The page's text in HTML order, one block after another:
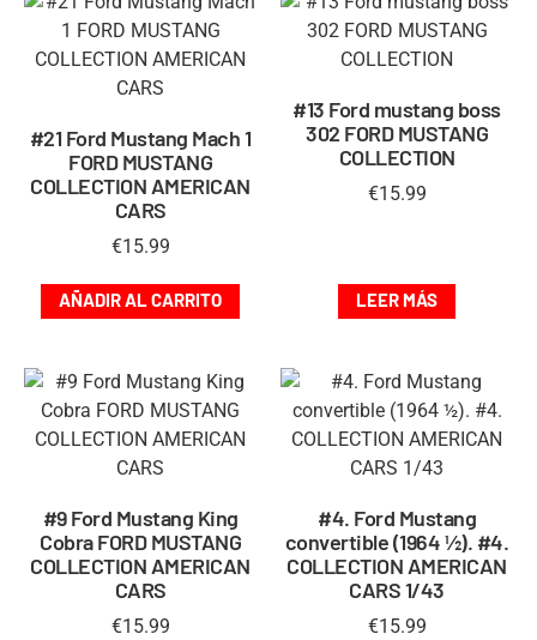
#21 Ford Mustang Mach 1
FORD MUSTANG
COLLECTION AMERICAN
CARS
€15.99
AÑADIR AL CARRITO
#13 Ford mustang boss
302 FORD MUSTANG
COLLECTION
€15.99
LEER MÁS
#9 Ford Mustang King
Cobra FORD MUSTANG
COLLECTION AMERICAN
CARS
€15.99
#4. Ford Mustang
convertible (1964 ½). #4.
COLLECTION AMERICAN
CARS 1/43
€15.99